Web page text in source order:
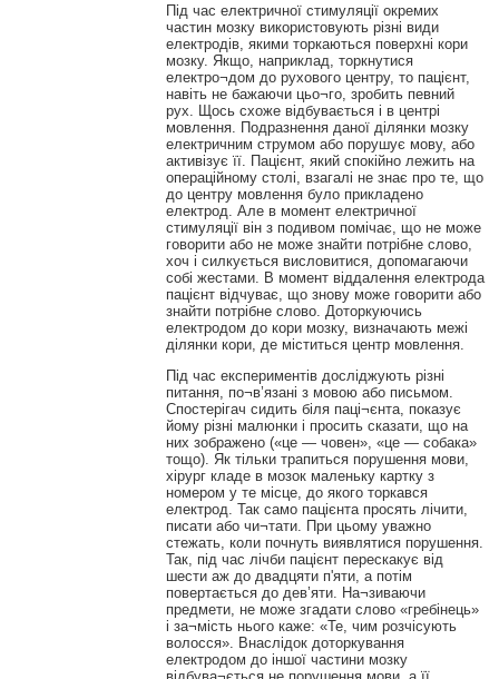
Під час електричної стимуляції окремих
частин мозку використовують різні види
електродів, якими торкаються поверхні кори
мозку. Якщо, наприклад, торкнутися
електро¬дом до рухового центру, то пацієнт,
навіть не бажаючи цьо¬го, зробить певний
рух. Щось схоже відбувається і в центрі
мовлення. Подразнення даної ділянки мозку
електричним струмом або порушує мову, або
активізує її. Пацієнт, який спокійно лежить на
операційному столі, взагалі не знає про те, що
до центру мовлення було прикладено
електрод. Але в момент електричної
стимуляції він з подивом помічає, що не може
говорити або не може знайти потрібне слово,
хоч і силкується висловитися, допомагаючи
собі жестами. В момент віддалення електрода
пацієнт відчуває, що знову може говорити або
знайти потрібне слово. Доторкуючись
електродом до кори мозку, визначають межі
ділянки кори, де міститься центр мовлення.
Під час експериментів досліджують різні
питання, по¬в’язані з мовою або письмом.
Спостерігач сидить біля паці¬єнта, показує
йому різні малюнки і просить сказати, що на
них зображено («це — човен», «це — собака»
тощо). Як тільки трапиться порушення мови,
хірург кладе в мозок маленьку картку з
номером у те місце, до якого торкався
електрод. Так само пацієнта просять лічити,
писати або чи¬тати. При цьому уважно
стежать, коли почнуть виявлятися порушення.
Так, під час лічби пацієнт перескакує від
шести аж до двадцяти п'яти, а потім
повертається до дев’яти. На¬зиваючи
предмети, не може згадати слово «гребінець»
і за¬мість нього каже: «Те, чим розчісують
волосся». Внаслідок доторкування
електродом до іншої частини мозку